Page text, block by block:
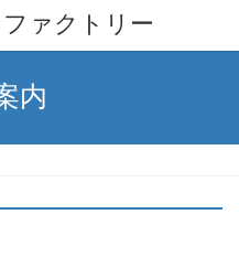
ァクトリー
内